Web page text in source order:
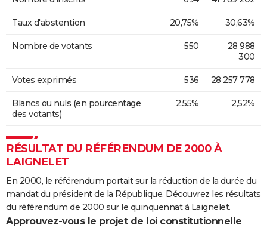
Taux d'abstention 20,75% 30,63%
Nombre de votants 550
28 988
300
Votes exprimés 536 28 257 778
Blancs ou nuls (en pourcentage
des votants)
2,55% 2,52%
RÉSULTAT DU RÉFÉRENDUM DE 2000 À
LAIGNELET
En 2000, le référendum portait sur la réduction de la durée du
mandat du président de la République. Découvrez les résultats
du référendum de 2000 sur le quinquennat à Laignelet.
Approuvez-vous le projet de loi constitutionnelle